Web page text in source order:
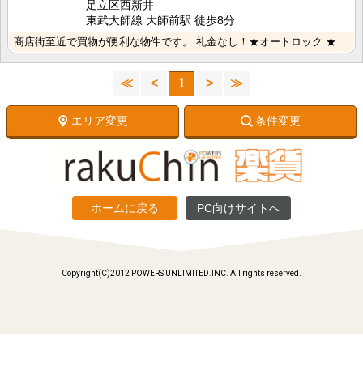
足立区西新井
東武大師線 大師前駅 徒歩8分
商店街至近で買物が便利な物件です。 礼金なし！★オートロック ★ＴＶモニター付インターホン ★追焚機･･･
≪ < 1 > ≫
エリア変更 条件変更
ホームに戻る PC向けサイトへ
Copyright(C)2012 POWERS UNLIMITED.INC. All rights reserved.